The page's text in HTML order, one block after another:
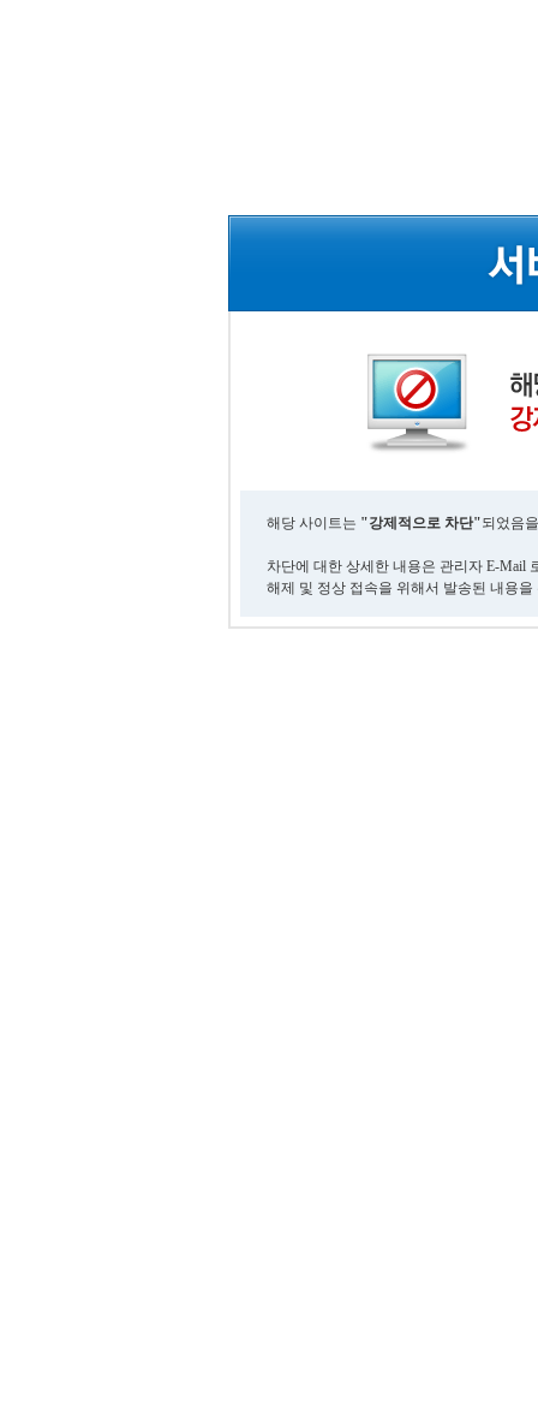
해당 사이트는 "강제적으로 차단"되었음
차단에 대한 상세한 내용은 관리자 E-Mail
해제 및 정상 접속을 위해서 발송된 내용